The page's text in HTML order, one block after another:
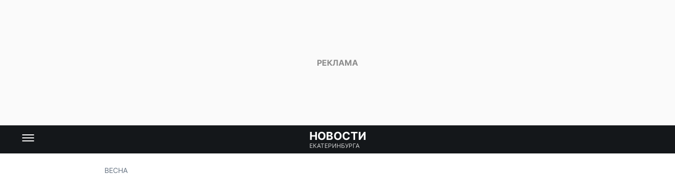
НОВОСТИ
ЕКАТЕРИНБУРГА
ВЕСНА